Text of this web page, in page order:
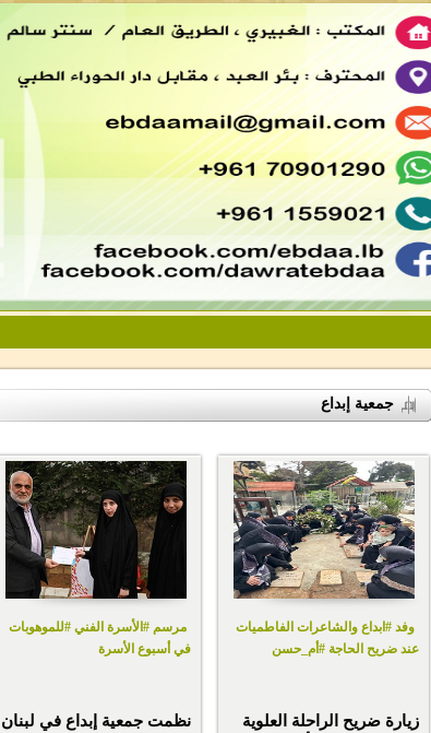
جمعية إبداع
وفد #ابداع والشاعرات الفاطميات
عند ضريح الحاجة #أم_حسن
زيارة ضريح الراحلة العلوية
مرسم #الأسرة الفني #للموهوبات
في أسبوع الأسرة
نظمت جمعية إبداع في لبنان